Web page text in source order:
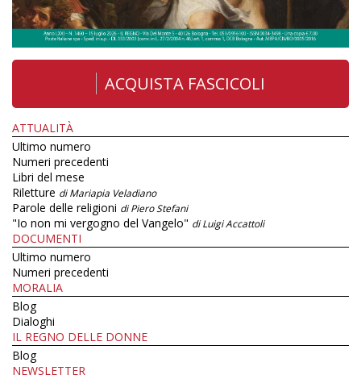
ACQUISTA FASCICOLI
ATTUALITÀ
Ultimo numero
Numeri precedenti
Libri del mese
Riletture di Mariapia Veladiano
Parole delle religioni di Piero Stefani
"Io non mi vergogno del Vangelo" di Luigi Accattoli
DOCUMENTI
Ultimo numero
Numeri precedenti
MORALIA
Blog
Dialoghi
IL REGNO DELLE DONNE
Blog
NEWSLETTER